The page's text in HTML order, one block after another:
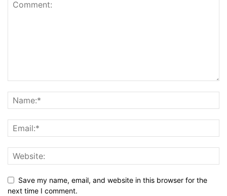
Save my name, email, and website in this browser for the
next time I comment.